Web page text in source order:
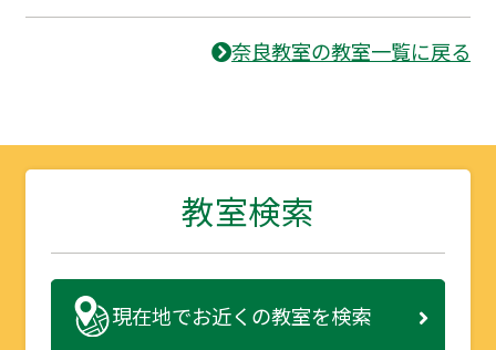
奈良教室の教室一覧に戻る
教室検索
現在地でお近くの教室を検索